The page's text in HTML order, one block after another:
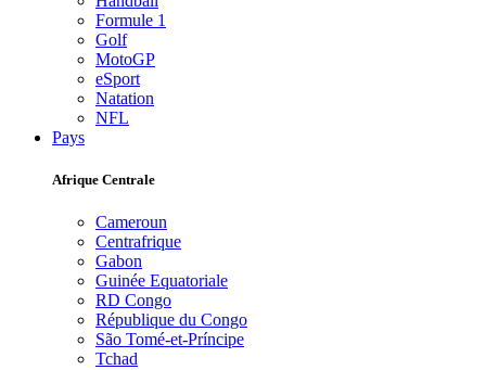
Formule 1
Golf
MotoGP
eSport
Natation
NFL
Pays
Afrique Centrale
Cameroun
Centrafrique
Gabon
Guinée Equatoriale
RD Congo
République du Congo
São Tomé-et-Príncipe
Tchad